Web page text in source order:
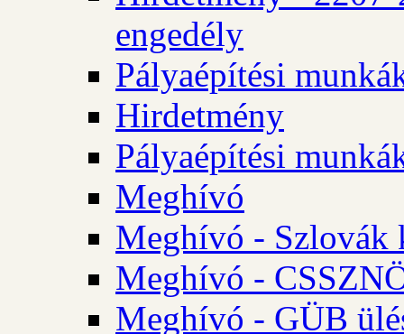
engedély
Pályaépítési
Hirdetmény
Pályaépítési
Meghívó
Meghívó - Szlovák
Meghívó -
Meghívó - GÜB